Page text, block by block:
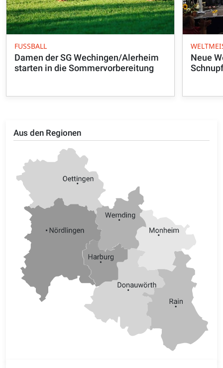
Aus den Regionen
FUSSBALL
Damen der SG Wechingen/Alerheim
starten in die Sommervorbereitung
Neue